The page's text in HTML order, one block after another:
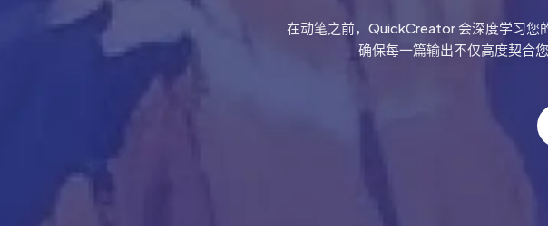
在动笔之前，QuickCreator 会深度学习您
确保每一篇输出不仅高度契合